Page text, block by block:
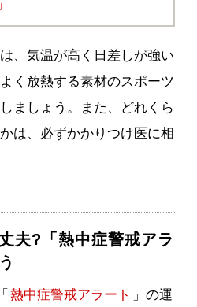
、気温が高く日差しが強い
く放熱する素材のスポーツ
ましょう。また、どれくら
は、必ずかかりつけ医に相
夫?「熱中症警戒アラ
熱中症警戒アラート 」の運